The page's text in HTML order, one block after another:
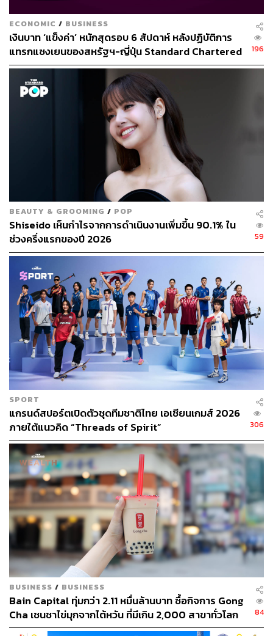
แต่ทั้งนี้ทั้งนั้นต้องขอบคุณพี่เชฟคิวเบที่ไม่ได้ปฏิเสธคำขอของ
ลูกค้า แต่กลับตั้งอกตั้งใจพยายามหาวิธีทำซูชิอุนิมาตอบ
สนองความต้องการของลูกค้าได้ในที่สุด
หลังจากอ่านประวัติซูชิเรือรบอุนิจนหิวได้ที่แล้ว น้อง
พนักงานสาวในชุดกิโมโนหน้าตาจิ้มลิ้มอีกคนหนึ่งก็มาเชิญ
ดิฉันลงไปที่ชั้นสอง ที่นั่งเป็นเคาน์เตอร์คล้ายบาร์ มีประมาณ
10 ที่นั่ง เชฟปั้นซูชิจะยืนทำอยู่อีกฝั่ง เราสามารถเห็นทุกขั้น
ตอนการเตรียมและปั้นซูชิของพี่เชฟได้ตลอด
ดิฉันสั่งเซตแล้วแต่เชฟ (โอมากาเสะ) พี่เชฟก็ปั้นทีละคำๆ
ให้ลูกค้า ดูไปกินไปก็เพลินดี พี่แกแล่ปลาที เช็ดเขียงเช็ดมีดที
พอดิฉันหยิบซูชิบนจานมากิน เชฟก็เอาผ้ามาเช็ดจานดิฉัน
เช็ดกันบ่อยมาก รักษาความสะอาดดีเหลือเกิน
ด้วยระดับร้านซูชิย่านกินซ่าแล้ว รสชาติและระดับการ
บริการประทับใจดิฉันมากๆ แต่สิ่งที่ทำให้ดิฉันประทับใจถึง
เข้ามาปรากฏกายในห้องของเรา
คุณลุงตัวเล็ก ผอม แต่สีหน้าสดใส เดินเข้ามาที่ห้องของเรา
พร้อมแนะนำตัวว่า ชื่อคุณอิมาดะ เป็นเจ้าของร้านที่นี่ ลูกค้า
ญี่ปุ่นที่นั่งเงียบๆ เรียบร้อยก็ฮือฮากัน ใครจะไปนึกว่าเจ้าของ
ร้านซูชิเก่าแก่สุดหรูจะเดินมาทักทายเองขนาดนี้
คุณลุงเดินตรงมาที่ดิฉันและถามว่า ดิฉันมาจากประเทศ
ไหน พอตอบว่าประเทศไทย แกก็ยิ้มกว้างพร้อมพูดว่า “สวัสดี
ครับ” หลังจากนั้น คุณลุงก็ยื่นกระดาษหนังสือพิมพ์หนึ่งแผ่น
ให้ดิฉัน เป็นบทความภาษาอังกฤษจากหนังสือพิมพ์The New
York Timesให้ คุณลุงบอกว่า ลองอ่านเรื่องราวของร้านเรา
จากที่นี่ได้ ดิฉันประหลาดใจที่แกรู้ว่าดิฉันซึ่งเป็นคนต่างชาติ
นั่งที่นั่งตรงไหน พร้อมเตรียมบทความภาษาอังกฤษมาให้
เรียบร้อย แถมกล่าวคำสวัสดีเป็นภาษาไทยได้อีก
เมื่อดิฉันจะขอคุณลุงถ่ายรูป แกบอกยินดีเป็นอย่างยิ่ง แต่
เมื่อแกเห็นดิฉันเปิดโหมดเซลฟี คุณลุงอิมาดะยื่นมือมาขอรับ
โทรศัพท์มือถือไป เดินอ้อมไปด้านหลังเคาน์เตอร์ และเรียก
ลูกมือเชฟมาให้ช่วยถ่ายรูปให้ เมื่อถ่ายรูปเสร็จ คุณลุงก็เดิน
ไปทักทายลูกค้าญี่ปุ่นท่านอื่นๆ ในห้องเราด้วยเสียงสดใส และ
ก่อนที่จะออกจากห้อง แกโค้งกล่าวขอบคุณลูกค้าทุกคนอย่าง
นอบน้อม และเดินออกไปทักลูกค้าห้องอื่นๆ ต่อไป
ดิฉันไม่รู้ว่าแกจะสามารถทักลูกค้าทุกห้องจำนวนเกือบร้อย
คนได้หมดในคืนนั้นหรือเปล่า แต่อย่างน้อยดิฉันก็รู้สึกว่าตัว
เองโชคดีที่คุณลุงเข้ามาในห้องเราพอดี ความน่ารักและใส่ใจ
ของคุณลุงอิมาดะ ทำให้ดิฉันหวนนึกถึงเรื่องราว
ประวัติศาสตร์ของเชฟที่มุ่งมั่นหาวิธีปั้นซูชิหน้าอุนิให้ลูกค้า
ECONOMIC / BUSINESS
เงินบาท ‘แข็งค่า’ หนักสุดรอบ 6 สัปดาห์ หลังปฏิบัติการ
แทรกแซงเยนของสหรัฐฯ-ญี่ปุ่น Standard Chartered
เปิดเป้าสิ้นปีนี้จ่อแข็งต่อแตะ 32.50 บาทต่อดอลลาร์
196
BEAUTY & GROOMING / POP
Shiseido เห็นกำไรจากการดำเนินงานเพิ่มขึ้น 90.1% ใน
ช่วงครึ่งแรกของปี 2026
59
SPORT
แกรนด์สปอร์ตเปิดตัวชุดทีมชาติไทย เอเชียนเกมส์ 2026
ภายใต้แนวคิด “Threads of Spirit”
306
BUSINESS / BUSINESS
Bain Capital ทุ่มกว่า 2.11 หมื่นล้านบาท ซื้อกิจการ Gong
Cha เชนชาไข่มุกจากไต้หวัน ที่มีเกิน 2,000 สาขาทั่วโลก
84